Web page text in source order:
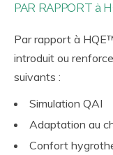
PAR RAPPORT à
Par rapport à
introduit ou
suivants :
Simulation QAI
Adaptation au
Confort